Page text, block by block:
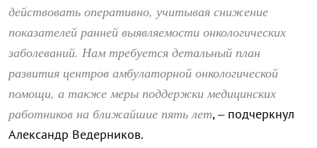
действовать оперативно, учитывая снижение
показателей ранней выявляемости онкологических
заболеваний. Нам требуется детальный план
развития центров амбулаторной онкологической
помощи, а также меры поддержки медицинских
работников на ближайшие пять лет, – подчеркнул
Александр Ведерников.